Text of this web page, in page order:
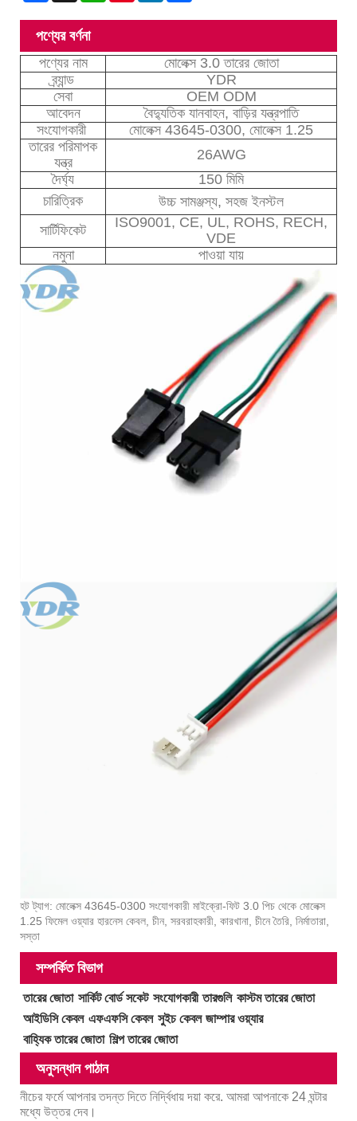
পণ্যের বর্ণনা
পণ্যের নাম
মোলেক্স 3.0 তারের জোতা
ব্র্যান্ড
YDR
সেবা
OEM ODM
আবেদন
বৈদ্যুতিক যানবাহন, বাড়ির যন্ত্রপাতি
সংযোগকারী
মোলেক্স 43645-0300, মোলেক্স 1.25
তারের পরিমাপক
যন্ত্র
26AWG
দৈর্ঘ্য
150 মিমি
চারিত্রিক
উচ্চ সামঞ্জস্য, সহজ ইনস্টল
সার্টিফিকেট
ISO9001, CE, UL, ROHS, RECH,
VDE
নমুনা
পাওয়া যায়
হট ট্যাগ: মোলেক্স 43645-0300 সংযোগকারী মাইক্রো-ফিট 3.0 পিচ থেকে মোলেক্স
1.25 ফিমেল ওয়্যার হারনেস কেবল, চীন, সরবরাহকারী, কারখানা, চীনে তৈরি, নির্মাতারা,
সস্তা
সম্পর্কিত বিভাগ
তারের জোতা সার্কিট বোর্ড সকেট সংযোগকারী তারগুলি কাস্টম তারের জোতা
আইডিসি কেবল এফএফসি কেবল সুইচ কেবল জাম্পার ওয়্যার
বাহ্যিক তারের জোতা শিল্প তারের জোতা
অনুসন্ধান পাঠান
নীচের ফর্মে আপনার তদন্ত দিতে নির্দ্বিধায় দয়া করে. আমরা আপনাকে 24 ঘন্টার
মধ্যে উত্তর দেব।